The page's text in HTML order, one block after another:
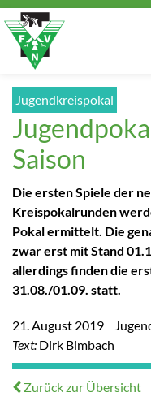
Jugendkreispokal
Saison
Die ersten Spiele der
Kreispokalrunden
Pokal ermittelt. Die
zwar erst mit Stand
allerdings finden die
31.08./01.09. statt.
21. August 2019
Text: Dirk Bimbach
Zurück zur Übersicht